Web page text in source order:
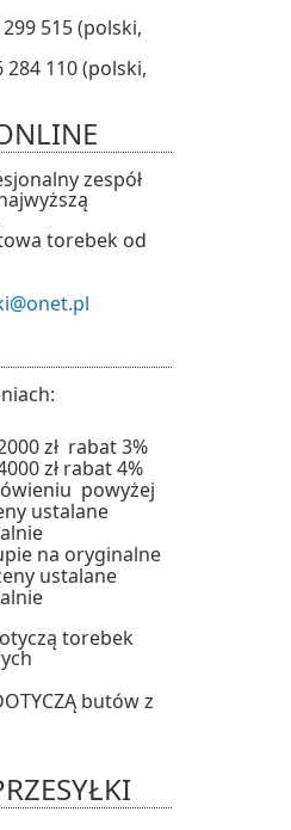
515 (polski,
110 (polski,
zespół
torebek od
zł rabat 3%
zł rabat 4%
powyżej
ustalane
na oryginalne
ustalane
torebek
butów z